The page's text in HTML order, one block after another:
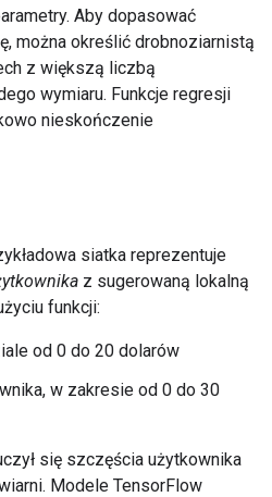
Aby dopasować
można określić drobnoziarnistą
z większą liczbą
wymiaru. Funkcje regresji
nieskończenie
siatka reprezentuje
z sugerowaną lokalną
funkcji:
od 0 do 20 dolarów
w zakresie od 0 do 30
się szczęścia użytkownika
Modele TensorFlow